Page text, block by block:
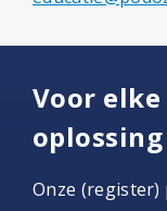
Voor
oplossing
Onze